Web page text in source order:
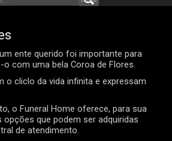
ente querido foi importante para
com uma bela Coroa de Flores.
o cliclo da vida infinita e expressam
o Funeral Home oferece, para sua
opções que podem ser adquiridas
de atendimento.